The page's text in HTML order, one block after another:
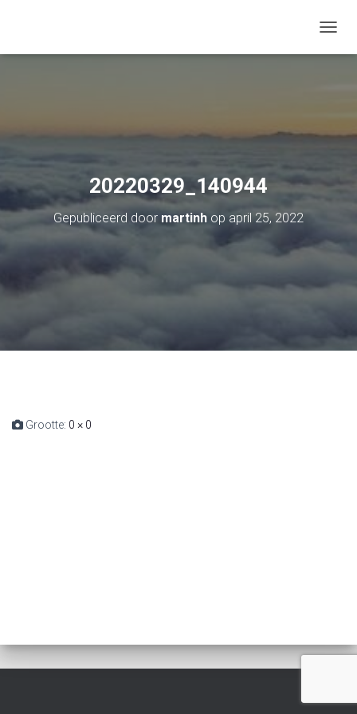
20220329_140944
Gepubliceerd door martinh op april 25, 2022
Grootte: 0 × 0